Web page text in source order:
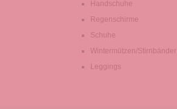
Handschuhe
Regenschirme
Schuhe
Wintermützen/Stirnbänder
Leggings